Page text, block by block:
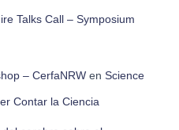
Talks Call – Symposium
– CerfaNRW en Science
Contar la Ciencia